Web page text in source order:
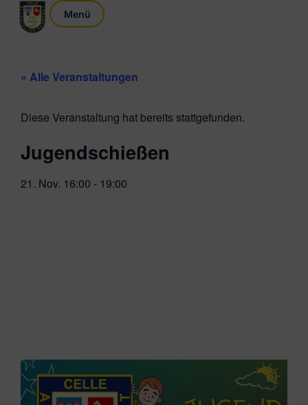
« Alle Veranstaltungen
Diese Veranstaltung hat bereits stattgefunden.
Jugendschießen
21. Nov. 16:00 - 19:00